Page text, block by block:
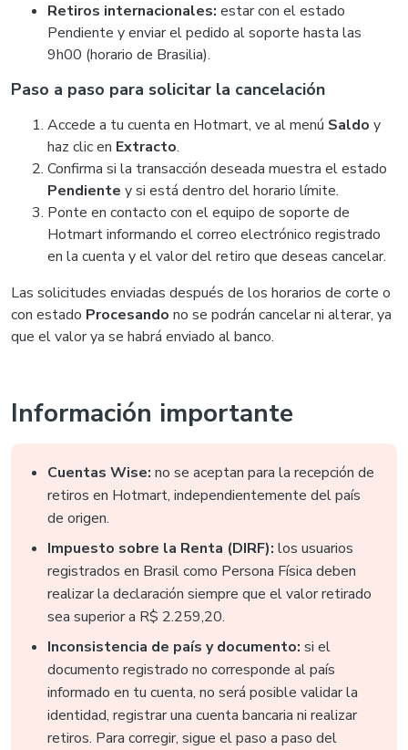
Retiros internacionales: estar con el estado
Pendiente y enviar el pedido al soporte hasta las
9h00 (horario de Brasilia).
Paso a paso para solicitar la cancelación
Accede a tu cuenta en Hotmart, ve al menú Saldo y
haz clic en Extracto.
Confirma si la transacción deseada muestra el estado
Pendiente y si está dentro del horario límite.
Ponte en contacto con el equipo de soporte de
Hotmart informando el correo electrónico registrado
en la cuenta y el valor del retiro que deseas cancelar.
Las solicitudes enviadas después de los horarios de corte o
con estado Procesando no se podrán cancelar ni alterar, ya
que el valor ya se habrá enviado al banco.
Información importante
Cuentas Wise: no se aceptan para la recepción de
retiros en Hotmart, independientemente del país
de origen.
Impuesto sobre la Renta (DIRF): los usuarios
registrados en Brasil como Persona Física deben
realizar la declaración siempre que el valor retirado
sea superior a R$ 2.259,20.
Inconsistencia de país y documento: si el
documento registrado no corresponde al país
informado en tu cuenta, no será posible validar la
identidad, registrar una cuenta bancaria ni realizar
retiros. Para corregir, sigue el paso a paso del